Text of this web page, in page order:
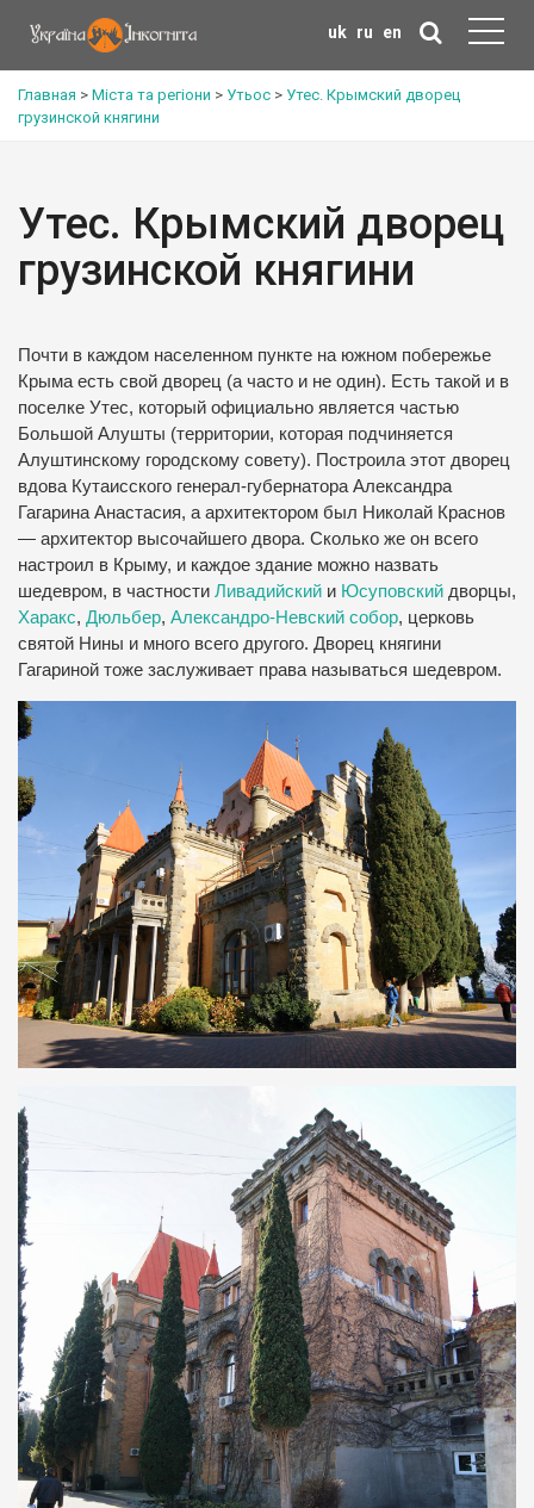
uk ru en
Главная > Міста та регіони > Утьос > Утес. Крымский дворец
грузинской княгини
Утес. Крымский дворец
грузинской княгини
Почти в каждом населенном пункте на южном побережье
Крыма есть свой дворец (а часто и не один). Есть такой и в
поселке Утес, который официально является частью
Большой Алушты (территории, которая подчиняется
Алуштинскому городскому совету). Построила этот дворец
вдова Кутаисского генерал-губернатора Александра
Гагарина Анастасия, а архитектором был Николай Краснов
— архитектор высочайшего двора. Сколько же он всего
настроил в Крыму, и каждое здание можно назвать
шедевром, в частности Ливадийский и Юсуповский дворцы,
Харакс, Дюльбер, Александро-Невский собор, церковь
святой Нины и много всего другого. Дворец княгини
Гагариной тоже заслуживает права называться шедевром.